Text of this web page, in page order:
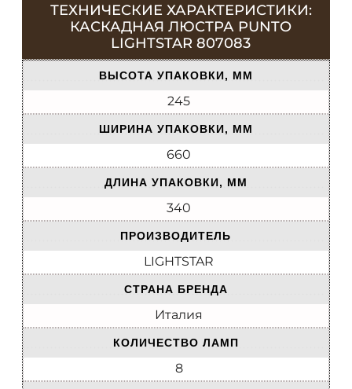
ТЕХНИЧЕСКИЕ ХАРАКТЕРИСТИКИ:
КАСКАДНАЯ ЛЮСТРА PUNTO
LIGHTSTAR 807083
ВЫСОТА УПАКОВКИ, ММ
245
ШИРИНА УПАКОВКИ, ММ
660
ДЛИНА УПАКОВКИ, ММ
340
ПРОИЗВОДИТЕЛЬ
LIGHTSTAR
СТРАНА БРЕНДА
Италия
КОЛИЧЕСТВО ЛАМП
8